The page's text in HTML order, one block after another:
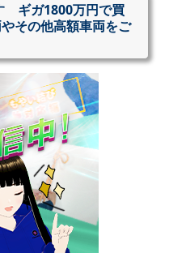
ゞギガ1800万円で買
その他高額車両をご